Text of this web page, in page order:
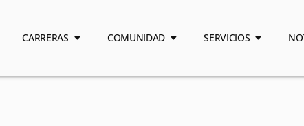
CARRERAS COMUNIDAD SERVICIOS